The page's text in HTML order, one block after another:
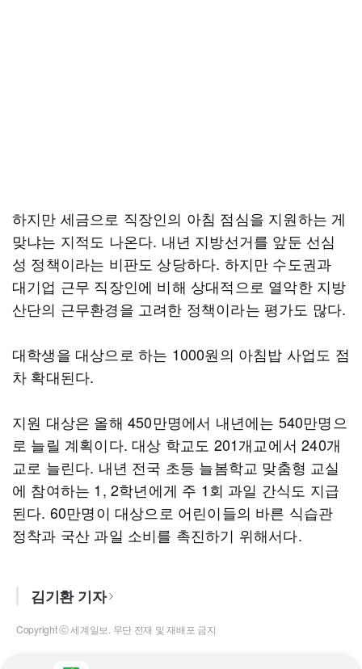
하지만 세금으로 직장인의 아침 점심을 지원하는 게
맞냐는 지적도 나온다. 내년 지방선거를 앞둔 선심
성 정책이라는 비판도 상당하다. 하지만 수도권과
대기업 근무 직장인에 비해 상대적으로 열악한 지방
산단의 근무환경을 고려한 정책이라는 평가도 많다.
대학생을 대상으로 하는 1000원의 아침밥 사업도 점
차 확대된다.
지원 대상은 올해 450만명에서 내년에는 540만명으
로 늘릴 계획이다. 대상 학교도 201개교에서 240개
교로 늘린다. 내년 전국 초등 늘봄학교 맞춤형 교실
에 참여하는 1, 2학년에게 주 1회 과일 간식도 지급
된다. 60만명이 대상으로 어린이들의 바른 식습관
정착과 국산 과일 소비를 촉진하기 위해서다.
김기환 기자
Copyright ⓒ 세계일보. 무단 전재 및 재배포 금지